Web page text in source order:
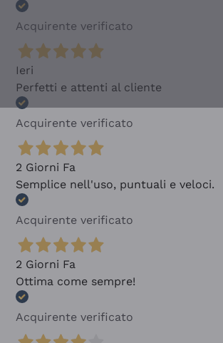
Acquirente verificato
Ieri
Perfetti e attenti al cliente
Acquirente verificato
2 Giorni Fa
Semplice nell'uso, puntuali e veloci.
Acquirente verificato
2 Giorni Fa
Ottima come sempre!
Acquirente verificato